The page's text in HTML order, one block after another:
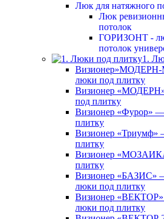
Люк для натяжного
Люк
потолок
ГОРИЗОНТ -
потолок
1.
люки под плитку
Визионер
под плитку
Визионер «Фурор»
плитку
Визионер
плитку
Визионер
плитку
Визионер «БАЗИС»
люки под плитку
Визионер
люки под плитку